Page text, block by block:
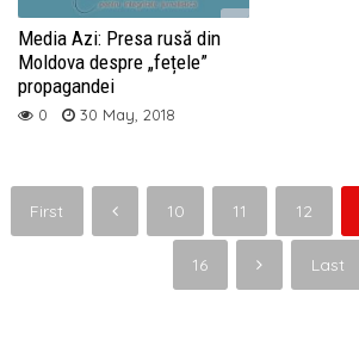
Media Azi: Presa rusă din
Moldova despre „fețele”
propagandei
0 30 May, 2018
First 10 11 12
16 Last